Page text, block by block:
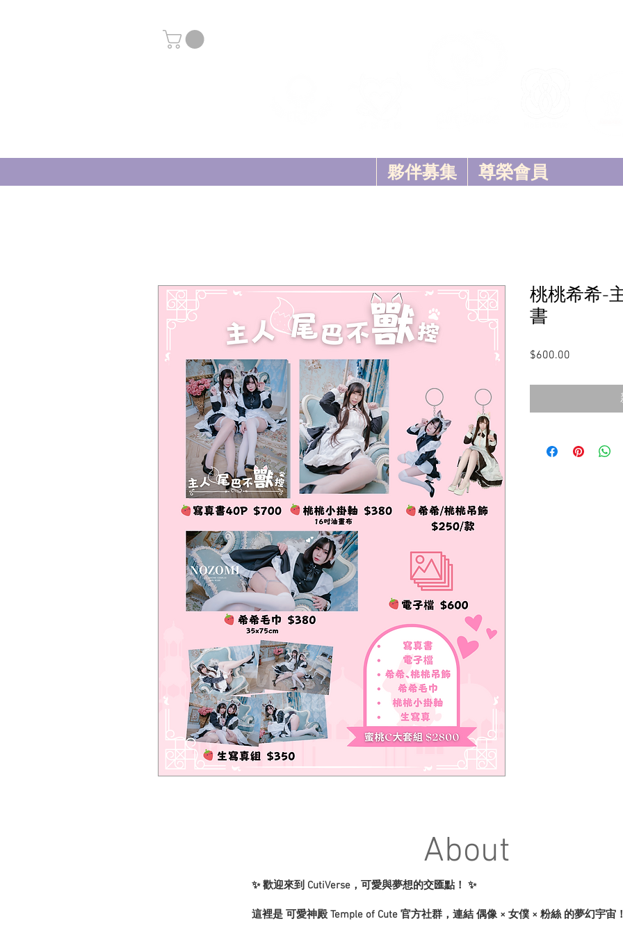
夥伴募集 尊榮會員
桃桃希希-
書
$600.00
About
✨ 歡迎來到 CutiVerse，可愛與夢想的交匯點！ ✨
這裡是 可愛神殿 Temple of Cute 官方社群，連結 偶像 × 女僕 × 粉絲 的夢幻宇宙！